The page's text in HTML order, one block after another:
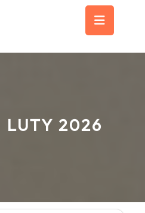
LUTY 2026